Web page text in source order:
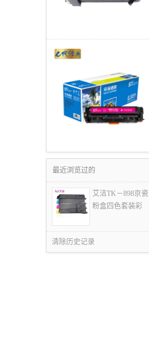
最近浏览过的
艾洁TK－898京瓷
粉盒四色套装彩
清除历史记录